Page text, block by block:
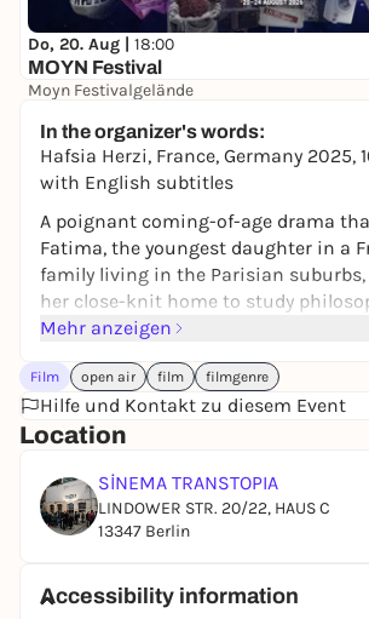
Do, 20. Aug | 18:00
MOYN Festival
Moyn Festivalgelände
In the organizer's words:
Hafsia Herzi, France, Germany 2025,
with English subtitles
A poignant coming-of-age drama
Fatima, the youngest daughter in a
family living in the Parisian suburbs,
her close-knit home to study
university. New horizons awaken her
Fatima's tentative exploration of her
seasonal chapters. Alongside being
by her first serious relationship, a
who responds with a mixture of
dogma. Throughout, Herzi subverts
depictions, portraying Fatima's
doing so, the film becomes a
Mehr anzeigen
Film open air film filmgenre
Hilfe und Kontakt zu diesem Event
Location
SİNEMA TRANSTOPIA
LINDOWER STR. 20/22, HAUS C
13347 Berlin
Accessibility information